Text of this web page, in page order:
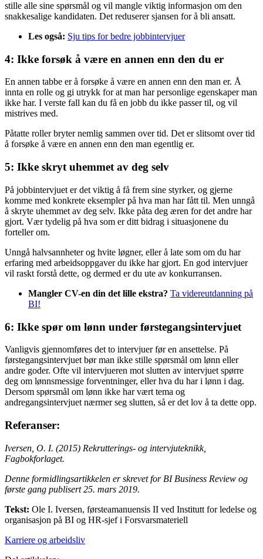
stille alle sine spørsmål og vil mangle viktig informasjon om den
snakkesalige kandidaten. Det reduserer sjansen for å bli ansatt.
Les også: Sju tips for bedre jobbintervjuer
4: Ikke forsøk å være en annen enn den du er
En annen tabbe er å forsøke å være en annen enn den man er. Å
innta en rolle og gi utrykk for at man har personlige egenskaper man
ikke har. I verste fall kan du få en jobb du ikke passer til, og vil
mistrives med.
Påtatte roller bryter nemlig sammen over tid. Det er slitsomt over tid
å forsøke å være en annen enn den man egentlig er.
5: Ikke skryt uhemmet av deg selv
På jobbintervjuet er det viktig å få frem sine styrker, og gjerne
komme med konkrete eksempler på hva man har fått til. Men unngå
å skryte uhemmet av deg selv. Ikke påta deg æren for det andre har
gjort. Vær tydelig på hva som er ditt bidrag i situasjonene du
forteller om.
Unngå halvsannheter og hvite løgner, eller å late som om du har
erfaring med arbeidsoppgaver du ikke har gjort. En god intervjuer
vil raskt forstå dette, og dermed er du ute av konkurransen.
Mangler CV-en din det lille ekstra? Ta videreutdanning på
BI!
6: Ikke spør om lønn under førstegangsintervjuet
Vanligvis gjennomføres det to intervjuer før en ansettelse. På
førstegangsintervjuet bør man ikke stille spørsmål om lønn eller
andre goder. Ofte vil intervjueren mot slutten av intervjuet spørre
deg om lønnsmessige forventninger, eller hva du har i lønn i dag.
Dersom spørsmål om lønn ikke har vært tema og
andregangsintervjuet nærmer seg slutten, så er det lov å ta dette opp.
Referanser:
Iversen, O. I. (2015) Rekrutterings- og intervjuteknikk,
Fagbokforlaget.
Denne formidlingsartikkelen er skrevet for BI Business Review og
første gang publisert 25. mars 2019.
Tekst: Ole I. Iversen, førsteamanuensis II ved Institutt for ledelse og
organisasjon på BI og HR-sjef i Forsvarsmateriell
Karriere og arbeidsliv